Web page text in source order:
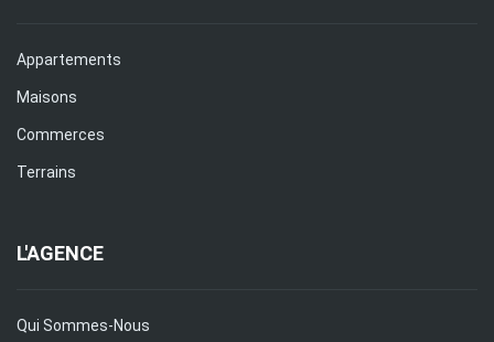
Appartements
Maisons
Commerces
Terrains
L'AGENCE
Qui Sommes-Nous